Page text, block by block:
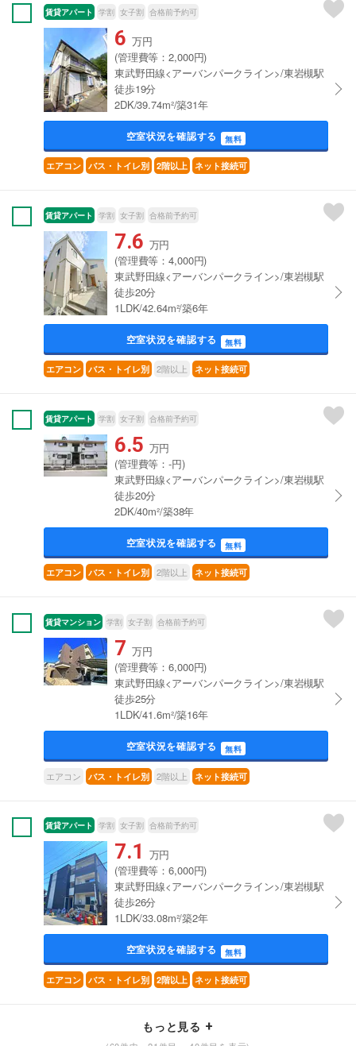
賃貸アパート 学割 女子割 合格前予約可
6 万円
(管理費等：2,000円)
東武野田線<アーバンパークライン>/東岩槻駅
徒歩19分
2DK/39.74m²/築31年
空室状況を確認する 無料
エアコン バス・トイレ別 2階以上 ネット接続可
賃貸アパート 学割 女子割 合格前予約可
7.6 万円
(管理費等：4,000円)
東武野田線<アーバンパークライン>/東岩槻駅
徒歩20分
1LDK/42.64m²/築6年
空室状況を確認する 無料
エアコン バス・トイレ別 2階以上 ネット接続可
賃貸アパート 学割 女子割 合格前予約可
6.5 万円
(管理費等：-円)
東武野田線<アーバンパークライン>/東岩槻駅
徒歩20分
2DK/40m²/築38年
空室状況を確認する 無料
エアコン バス・トイレ別 2階以上 ネット接続可
賃貸マンション 学割 女子割 合格前予約可
7 万円
(管理費等：6,000円)
東武野田線<アーバンパークライン>/東岩槻駅
徒歩25分
1LDK/41.6m²/築16年
空室状況を確認する 無料
エアコン バス・トイレ別 2階以上 ネット接続可
賃貸アパート 学割 女子割 合格前予約可
7.1 万円
(管理費等：6,000円)
東武野田線<アーバンパークライン>/東岩槻駅
徒歩26分
1LDK/33.08m²/築2年
空室状況を確認する 無料
エアコン バス・トイレ別 2階以上 ネット接続可
もっと見る